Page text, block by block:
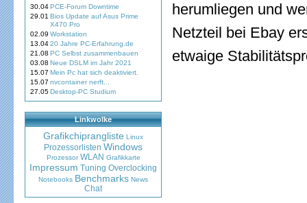
30.04PCE-Forum Downtime
29.01 Bios Update auf Asus Prime
X470 Pro
02.09 Workstation
13.0420 Jahre PC-Erfahrung.de
21.08 PC Selbst zusammenbauen
03.08 Neue DSLM im Jahr 2021
15.07 Mein Pc hat sich deaktiviert.
15.07 nvcontainer nerft...
27.05Desktop-PC Studium
Linkwolke
Grafikchiprangliste Linux
Prozessorlisten Windows
Prozessor WLAN Grafikkarte
Impressum Tuning Overclocking
Notebooks Benchmarks News
Chat
herumliegen und
Netzteil bei Ebay
etwaige